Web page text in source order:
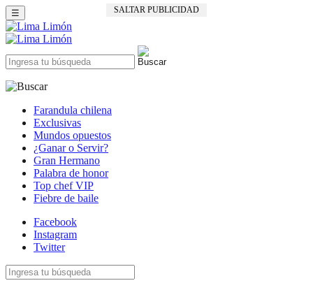
SALTAR PUBLICIDAD
☰
Farandula chilena
Exclusivas
Mundos opuestos
¿Ganar o Servir?
Gran Hermano
Palabra de honor
Top chef VIP
Fiebre de baile
Facebook
Instagram
Twitter